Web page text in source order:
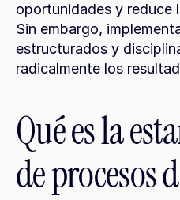
oportunidades y reduce
Sin embargo,
estructurados y
radicalmente los
Qué es la
de procesos